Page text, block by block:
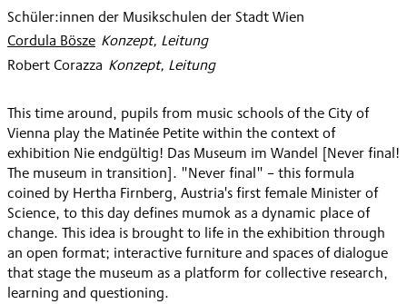
Schüler:innen der Musikschulen der Stadt Wien
Cordula Bösze
: Konzept, Leitung
Robert Corazza: Konzept, Leitung
This time around, pupils from music schools of the City of
Vienna play the Matinée Petite within the context of
exhibition Nie endgültig! Das Museum im Wandel [Never final!
The museum in transition]. "Never final" – this formula
coined by Hertha Firnberg, Austria's first female Minister of
Science, to this day defines mumok as a dynamic place of
change. This idea is brought to life in the exhibition through
an open format; interactive furniture and spaces of dialogue
that stage the museum as a platform for collective research,
learning and questioning.